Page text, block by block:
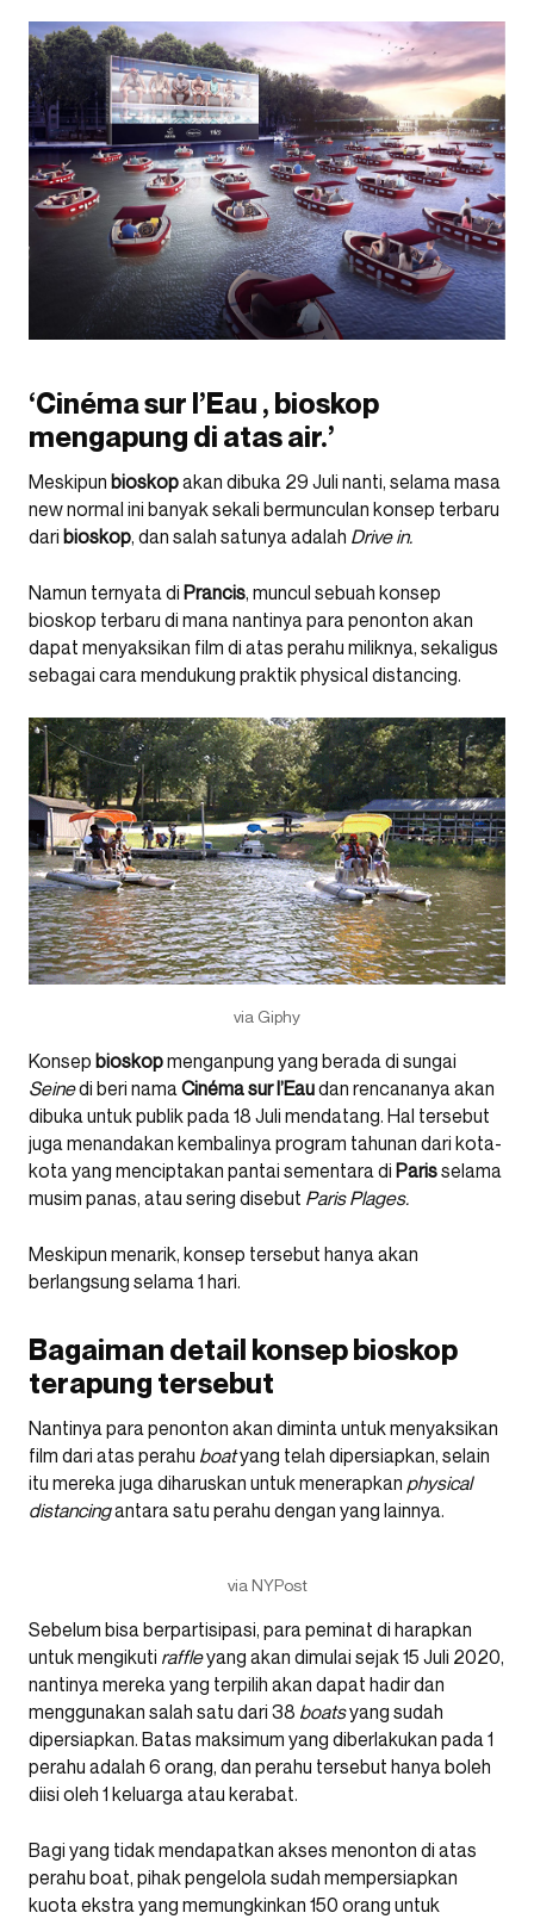
‘Cinéma sur l’Eau , bioskop
mengapung di atas air.’
Meskipun bioskopakan dibuka 29 Juli nanti, selama masa
new normal ini banyak sekali bermunculan konsep terbaru
dari bioskop, dan salah satunya adalah Drive in.
Namun ternyata di Prancis, muncul sebuah konsep
bioskop terbaru di mana nantinya para penonton akan
dapat menyaksikan film di atas perahu miliknya, sekaligus
sebagai cara mendukung praktik physical distancing.
via Giphy
Konsep bioskopmenganpung yang berada di sungai
Seinedi beri namaCinéma sur l’Eaudan rencananya akan
dibuka untuk publik pada 18 Juli mendatang. Hal tersebut
juga menandakan kembalinya program tahunan dari kota-
kota yang menciptakan pantai sementara di Parisselama
musim panas, atau sering disebut Paris Plages.
Meskipun menarik, konsep tersebut hanya akan
berlangsung selama 1 hari.
Bagaiman detail konsep bioskop
terapung tersebut
Nantinya para penonton akan diminta untuk menyaksikan
film dari atas perahu boatyang telah dipersiapkan, selain
itu mereka juga diharuskan untuk menerapkan physical
distancingantara satu perahu dengan yang lainnya.
via NYPost
Sebelum bisa berpartisipasi, para peminat di harapkan
untuk mengikuti raffleyang akan dimulai sejak 15 Juli 2020,
nantinya mereka yang terpilih akan dapat hadir dan
menggunakan salah satu dari 38 boatsyang sudah
dipersiapkan. Batas maksimum yang diberlakukan pada 1
perahu adalah 6 orang, dan perahu tersebut hanya boleh
diisi oleh 1 keluarga atau kerabat.
Bagi yang tidak mendapatkan akses menonton di atas
perahu boat, pihak pengelola sudah mempersiapkan
kuota ekstra yang memungkinkan 150 orang untuk